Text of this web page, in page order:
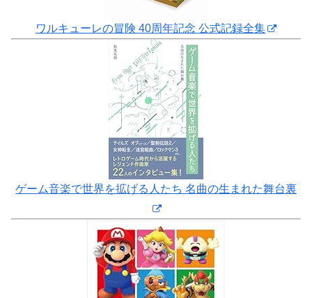
ワルキューレの冒険 40周年記念 公式記録全集
ゲーム音楽で世界を拡げる人たち 名曲の生まれた舞台裏